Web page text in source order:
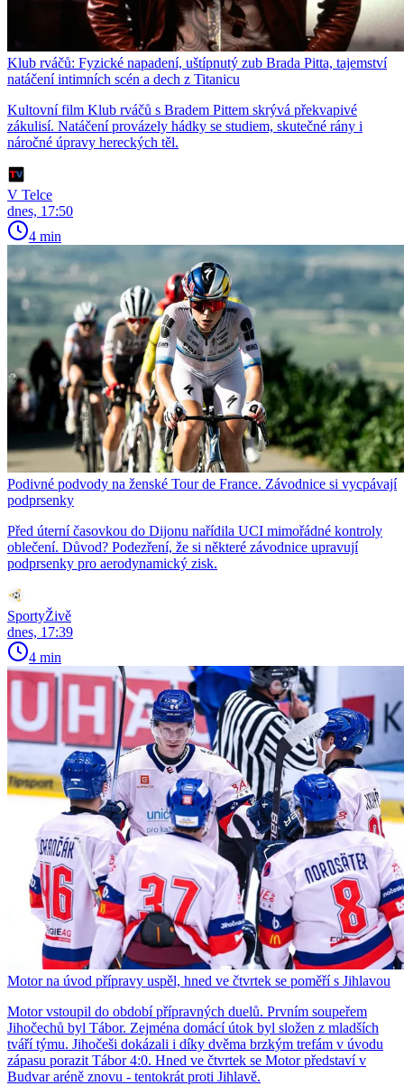
Klub rváčů: Fyzické napadení, uštípnutý zub Brada Pitta, tajemství
natáčení intimních scén a dech z Titanicu
Kultovní film Klub rváčů s Bradem Pittem skrývá překvapivé
zákulisí. Natáčení provázely hádky se studiem, skutečné rány i
náročné úpravy hereckých těl.
V Telce
dnes, 17:50
4 min
Podivné podvody na ženské Tour de France. Závodnice si vycpávají
podprsenky
Před úterní časovkou do Dijonu nařídila UCI mimořádné kontroly
oblečení. Důvod? Podezření, že si některé závodnice upravují
podprsenky pro aerodynamický zisk.
SportyŽivě
dnes, 17:39
4 min
Motor na úvod přípravy uspěl, hned ve čtvrtek se poměří s Jihlavou
Motor vstoupil do období přípravných duelů. Prvním soupeřem
Jihočechů byl Tábor. Zejména domácí útok byl složen z mladších
tváří týmu. Jihočeši dokázali i díky dvěma brzkým trefám v úvodu
zápasu porazit Tábor 4:0. Hned ve čtvrtek se Motor představí v
Budvar aréně znovu - tentokrát proti Jihlavě.